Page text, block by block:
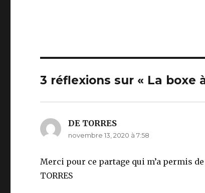
3 réflexions sur « La boxe
DE TORRES
novembre 13, 2020 à 7:58
Merci pour ce partage qui m’a permis
TORRES